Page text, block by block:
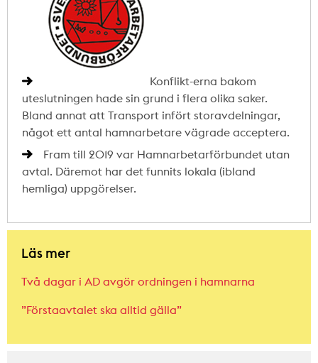
Konflikt-erna bakom
uteslutningen hade sin grund i flera olika saker.
Bland annat att Transport infört storavdelningar,
något ett antal hamnarbetare vägrade acceptera.
Fram till 2019 var Hamnarbetarförbundet utan
avtal. Däremot har det funnits lokala (ibland
hemliga) uppgörelser.
Läs mer
Två dagar i AD avgör ordningen i hamnarna
”Förstaavtalet ska alltid gälla”